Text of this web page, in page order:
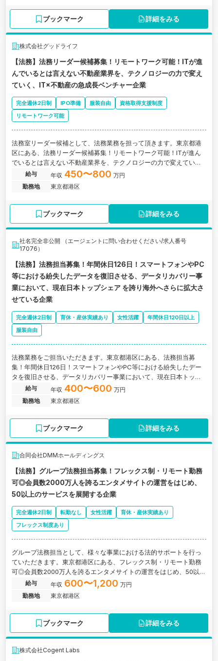
ブックマーク 詳細をみる
株式会社グッドライフ
【法務】法務リーダー候補募集！リモートワーク可能！ITが進
んでいるとは言えない不動産業界を、テクノロジーの力で変え
ていく、IT×不動産の急成長ベンチャー企業
完全週休2日制 IPO準備 服装自由
資格取得支援制度
リモートワーク可能
法務室リーダー候補として、法務業務を担って頂きます。東京都港
区にある、法務リーダー候補募集！リモートワーク可能！ITが進ん
でいるとは言えない不動産業界を、テクノロジーの力で変えてい
く、IT×不動産の急成長ベンチャー企業の求人です。
給与 年収 450〜800 万円
勤務地
東京都港区
ブックマーク 詳細をみる
社名完全非公開 （エージェントに問い合わせください/求人番号
17076）
【法務】法務担当募集！年間休日126日！スマートフォンやPC
等における紛失したデータを復旧させる、データリカバリー事
業において、現在日本トップシェア を誇り海外へさらに拡大さ
せている企業
完全週休2日制 育休・産休実績あり 女性活躍
年間休日120日以上
服装自由
法務業務をご担当いただきます。東京都港区にある、法務担当募
集！年間休日126日！スマートフォンやPC等における紛失したデー
タを復旧させる、データリカバリー事業において、現在日本トップ
シェアを誇り海外へさらに拡大させている企業の求人です。
給与 年収 400〜600 万円
勤務地
東京都港区
ブックマーク 詳細をみる
合同会社DMMホールディングス
【法務】グループ法務担当募集！フレックス制・リモート勤務
可◎会員数2000万人を誇るエンタメサイトの運営をはじめ、
50以上のサービスを展開する企業
完全週休2日制 転勤なし 女性活躍
育休・産休実績あり
フレックス制度あり
グループ法務担当として、様々な事業における法的サポートを行っ
ていただきます。東京都港区にある、フレックス制・リモート勤務
可◎会員数2000万人を誇るエンタメサイトの運営をはじめ、50以上
のサービスを展開する企業の求人です。
給与 年収 600〜1,200 万円
勤務地
東京都港区
ブックマーク 詳細をみる
株式会社Cogent Labs